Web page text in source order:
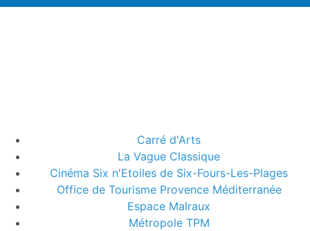
Carré d'Arts
La Vague Classique
Cinéma Six n'Etoiles de Six-Fours-Les-Plages
Office de Tourisme Provence Méditerranée
Espace Malraux
Métropole TPM